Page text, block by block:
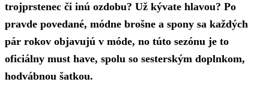
trojprstenec či inú ozdobu? Už kývate hlavou? Po
pravde povedané, módne brošne a spony sa každých
pár rokov objavujú v móde, no túto sezónu je to
oficiálny must have, spolu so sesterským doplnkom,
hodvábnou šatkou.